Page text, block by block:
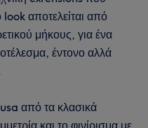
αποτελείται από
μήκους, για ένα
έντονο αλλά
από τα κλασικά